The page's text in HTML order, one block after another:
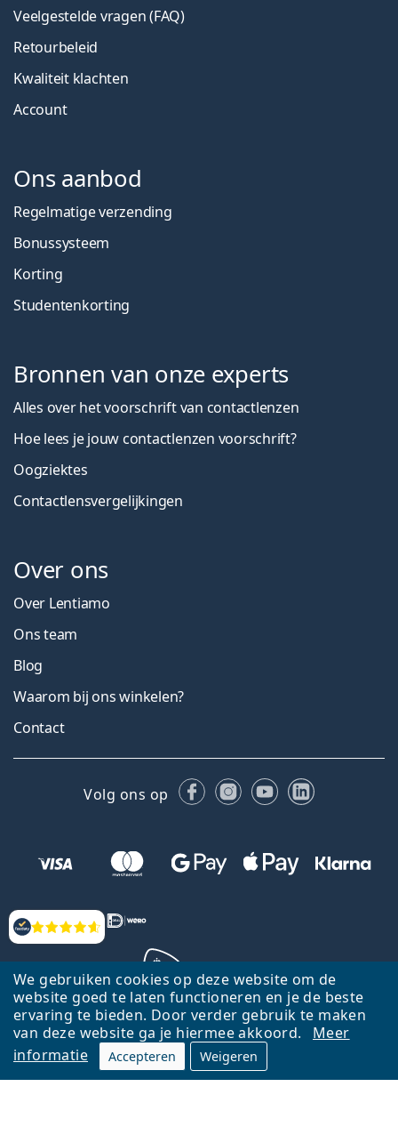
We gebruiken cookies op deze website om de
website goed te laten functioneren en je de beste
ervaring te bieden. Door verder gebruik te maken
van deze website ga je hiermee akkoord.
Meer
informatie
Accepteren Weigeren
Beoordelingen
Veelgestelde vragen (FAQ)
Retourbeleid
Kwaliteit klachten
Account
Ons aanbod
Regelmatige verzending
Bonussysteem
Korting
Studentenkorting
Bronnen van onze experts
Alles over het voorschrift van contactlenzen
Hoe lees je jouw contactlenzen voorschrift?
Oogziektes
Contactlensvergelijkingen
Over ons
Over Lentiamo
Ons team
Blog
Waarom bij ons winkelen?
Contact
Volg ons op FacebookInstagram
YouTubeLinkedIn
Terug naar de homepagina
Ga omhoog
Lentiamo.nl is eigendom van en wordt beheerd door Lentiamo s.r.o.,
Tsjechië
Hier al 18 jaar voor jou.